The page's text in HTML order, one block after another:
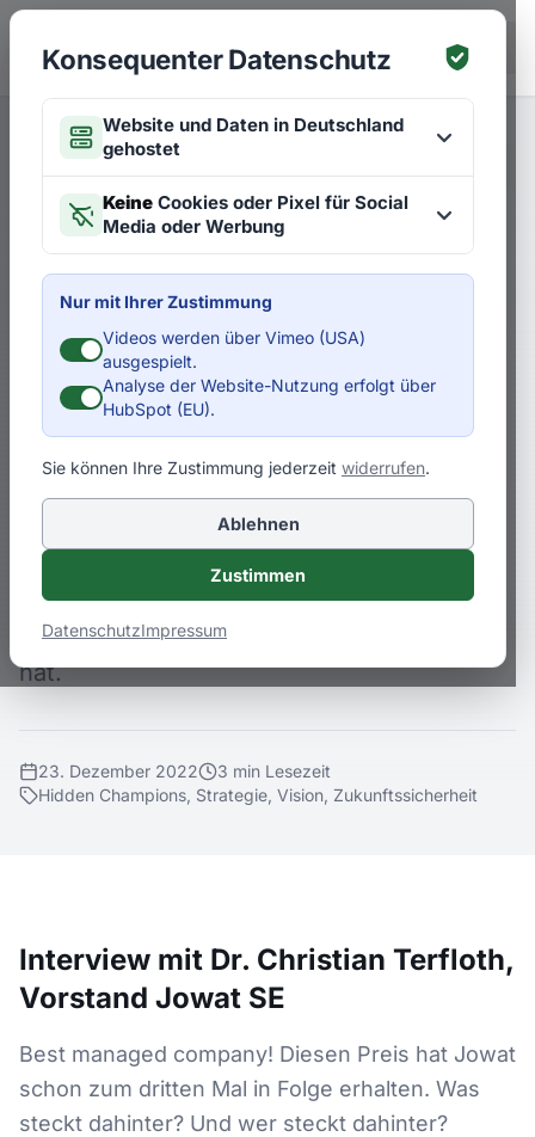
Zum Hauptinhalt springen
EN
Interview mit Dr. Christian
Terfloth: Was macht Jowat zu
einem zukunftssicheren
Unternehmen?
D Dr. Pero Mićić
Ich habe mit Dr. Christian Terfloth darüber
gesprochen, wie er mit seinen beiden
Vorstandskollegen Jowat zu einem
zukunftssicheren Unternehmen gemacht
hat.
23. Dezember 2022 3 min Lesezeit
Hidden Champions, Strategie, Vision, Zukunftssicherheit
Interview mit Dr. Christian Terfloth,
Vorstand Jowat SE
Best managed company! Diesen Preis hat Jowat
schon zum dritten Mal in Folge erhalten. Was
steckt dahinter? Und wer steckt dahinter?
Konsequenter Datenschutz
Website und Daten in Deutschland
gehostet
Keine Cookies oder Pixel für Social
Media oder Werbung
Nur mit Ihrer Zustimmung
Videos werden über Vimeo (USA)
ausgespielt.
Analyse der Website-Nutzung erfolgt über
HubSpot (EU).
Sie können Ihre Zustimmung jederzeit widerrufen.
Ablehnen
Zustimmen
DatenschutzImpressum